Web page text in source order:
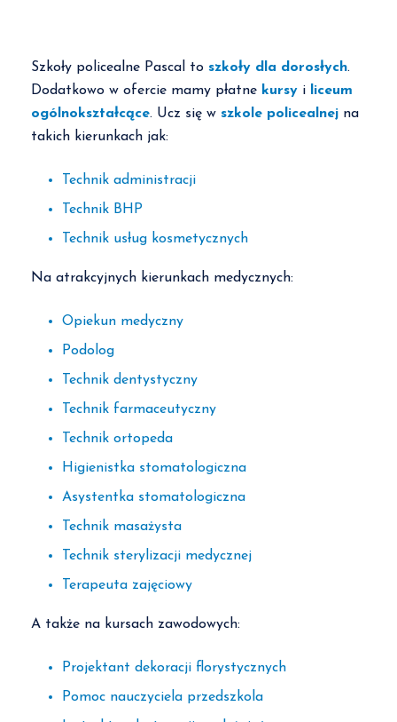
Szkoły policealne Pascal to szkoły dla dorosłych.
Dodatkowo w ofercie mamy płatne kursy i
liceum
ogólnokształcące. Ucz się w szkole policealnej na
takich kierunkach jak:
Technik administracji
Technik BHP
Technik usług kosmetycznych
Na atrakcyjnych kierunkach medycznych:
Opiekun medyczny
Podolog
Technik dentystyczny
Technik farmaceutyczny
Technik ortopeda
Higienistka stomatologiczna
Asystentka stomatologiczna
Technik masażysta
Technik sterylizacji medycznej
Terapeuta zajęciowy
A także na kursach zawodowych:
Projektant dekoracji florystycznych
Pomoc nauczyciela przedszkola